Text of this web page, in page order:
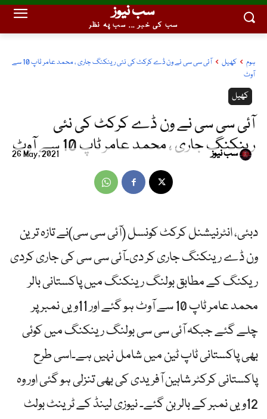
سب نیوز
سب کی خبر ... سب پہ نظر
ہوم کھیل
آئی سی سی نے ون ڈے کرکٹ کی نئی رینکنگ جاری ، محمد عامر ٹاپ 10 سے
آوٹ
کھیل
آئی سی سی نے ون ڈے کرکٹ کی نئی
رینکنگ جاری ، محمد عامر ٹاپ 10 سے آوٹ
26 May, 2021 سب نیوز
دبئی، انٹرنیشنل کرکٹ کونسل (آئی سی سی)نے تازہ ترین
ون ڈے رینکنگ جاری کر دی۔آئی سی سی کی جاری کردی
ریکنگ کے مطابق بولنگ رینکنگ میں پاکستانی بالر
محمد عامر ٹاپ 10 سے آوٹ ہو گئے اور 11ویں نمبر پر
چلے گئے جبکہ آئی سی سی بولنگ رینکنگ میں کوئی
بھی پاکستانی ٹاپ ٹین میں شامل نہیں ہے۔اسی طرح
پاکستانی کرکٹر شاہین آفریدی کی بھی تنزلی ہو گئی اور وہ
12ویں نمبر کے بالر بن گئے۔ نیوزی لینڈ کے ٹرینٹ بولٹ